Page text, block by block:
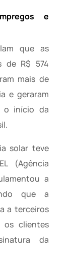
e
que as
de R$ 574
mais de
e geraram
o início da
solar teve
(Agência
a
que a
a terceiros
clientes
da